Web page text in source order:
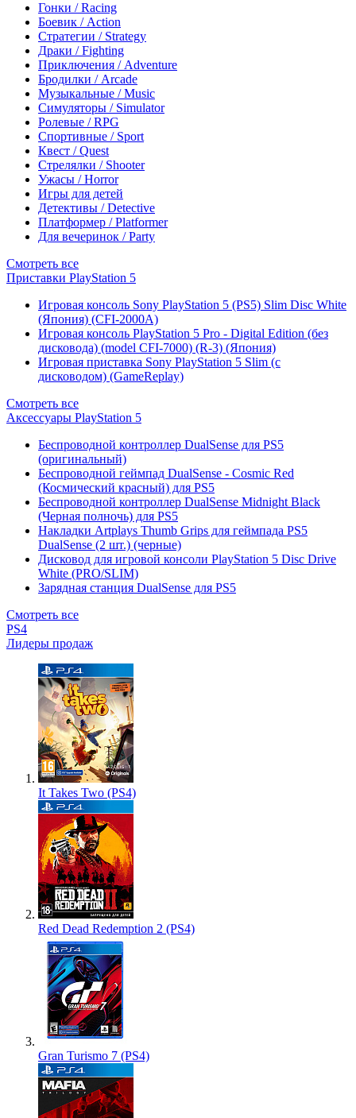
Гонки / Racing
Боевик / Action
Стратегии / Strategy
Драки / Fighting
Приключения / Adventure
Бродилки / Arcade
Музыкальные / Music
Симуляторы / Simulator
Ролевые / RPG
Спортивные / Sport
Квест / Quest
Стрелялки / Shooter
Ужасы / Horror
Игры для детей
Детективы / Detective
Платформер / Platformer
Для вечеринок / Party
Смотреть все
Приставки PlayStation 5
Игровая консоль Sony PlayStation 5 (PS5) Slim Disc White
(Япония) (CFI-2000A)
Игровая консоль PlayStation 5 Pro - Digital Edition (без
дисковода) (model CFI-7000) (R-3) (Япония)
Игровая приставка Sony PlayStation 5 Slim (с
дисководом) (GameReplay)
Смотреть все
Аксессуары PlayStation 5
Беспроводной контроллер DualSense для PS5
(оригинальный)
Беспроводной геймпад DualSense - Cosmic Red
(Космический красный) для PS5
Беспроводной контроллер DualSense Midnight Black
(Черная полночь) для PS5
Накладки Artplays Thumb Grips для геймпада PS5
DualSense (2 шт.) (черные)
Дисковод для игровой консоли PlayStation 5 Disc Drive
White (PRO/SLIM)
Зарядная станция DualSense для PS5
Смотреть все
PS4
Лидеры продаж
It Takes Two (PS4)
Red Dead Redemption 2 (PS4)
Gran Turismo 7 (PS4)